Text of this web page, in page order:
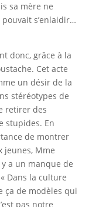
sa mère ne
pouvait s’enlaidir…
donc, grâce à la
Cet acte
un désir de la
stéréotypes de
retirer des
stupides. En
de montrer
jeunes, Mme
a un manque de
Dans la culture
ça de modèles qui
pas notre